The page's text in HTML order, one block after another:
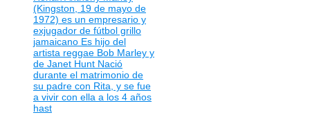
(Kingston, 19 de mayo de
1972) es un empresario y
exjugador de fútbol grillo
jamaicano Es hijo del
artista reggae Bob Marley y
de Janet Hunt Nació
durante el matrimonio de
su padre con Rita, y se fue
a vivir con ella a los 4 años
hast